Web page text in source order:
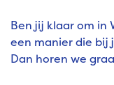
Ben jij klaar om in
een manier die bij
Dan horen we